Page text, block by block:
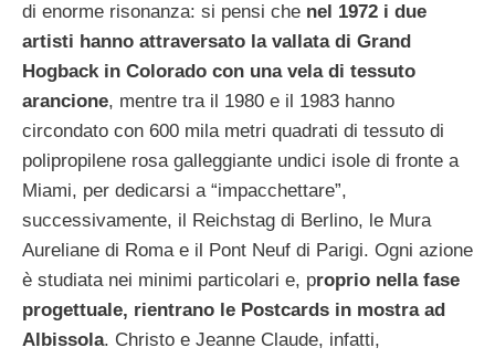
di enorme risonanza: si pensi che nel 1972 i due
artisti hanno attraversato la vallata di Grand
Hogback in Colorado con una vela di tessuto
arancione, mentre tra il 1980 e il 1983 hanno
circondato con 600 mila metri quadrati di tessuto di
polipropilene rosa galleggiante undici isole di fronte a
Miami, per dedicarsi a “impacchettare”,
successivamente, il Reichstag di Berlino, le Mura
Aureliane di Roma e il Pont Neuf di Parigi. Ogni azione
è studiata nei minimi particolari e, proprio nella fase
progettuale, rientrano le Postcards in mostra ad
Albissola. Christo e Jeanne Claude, infatti,